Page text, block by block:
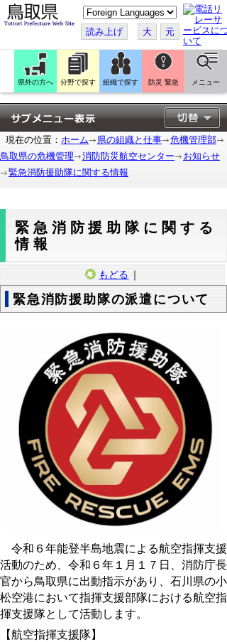
こ
の
ペ
ー
ジ
翻
訳
す
る
読み上げ 大 元
県外の方へ 分野で探す 組織で探す 防災 緊急 メニュー
現在の位置： ホーム 県の組織と仕事
危機管理部
鳥取県の危機管理
消防防災航空センター
お知らせ
緊急消防援助隊に関する情報
緊急消防援助隊に関する
情報
もどる ｜
緊急消防援助隊の派遣について
令和６年能登半島地震による航空指揮支援
活動のため、令和６年１月１７日、消防庁長
官から鳥取県に出動指示があり、石川県の小
松空港において指揮支援部隊における航空指
揮支援隊として活動します。
【航空指揮支援隊】